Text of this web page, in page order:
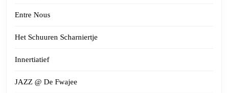
Entre Nous
Het Schuuren Scharniertje
Innertiatief
JAZZ @ De Fwajee